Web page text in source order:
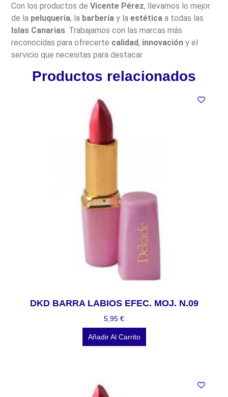
Con los productos deVicente Pérez, llevamos lo mejor
de la peluquería, la barbería y laestética a todas las
Islas Canarias. Trabajamos con las marcas más
reconocidas para ofrecerte calidad, innovación y el
servicio que necesitas para destacar.
Productos relacionados
DKD BARRA LABIOS EFEC. MOJ. N.09
5,95 €
Añadir Al Carrito